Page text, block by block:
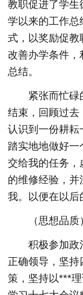
教职促进了学
学以来的工作
式，以奖励促
改善办学条件
总结。
紧张而忙碌
结束，回顾过去
认识到一份耕耘
踏实地地做好
交给我的任务
的维修经验，并
我。以便在以后
（思想品
积极参加政
正确领导，坚
策，坚持以***